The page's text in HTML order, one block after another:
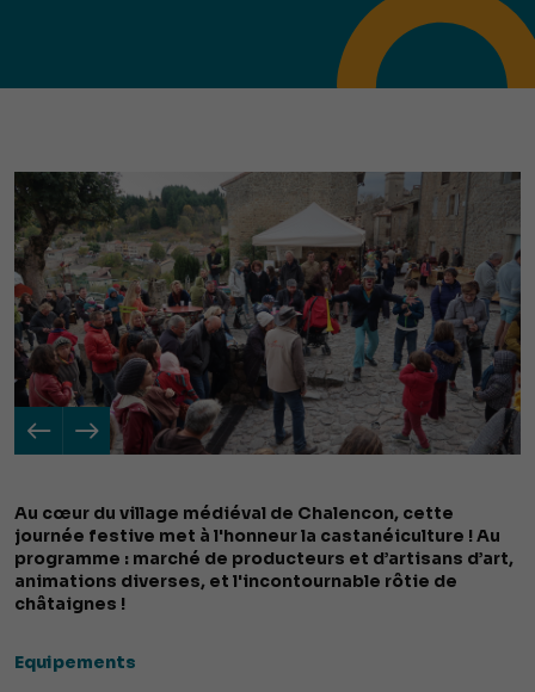
Au cœur du village médiéval de Chalencon, cette
journée festive met à l'honneur la castanéiculture ! Au
programme : marché de producteurs et d’artisans d’art,
animations diverses, et l'incontournable rôtie de
châtaignes !
Equipements